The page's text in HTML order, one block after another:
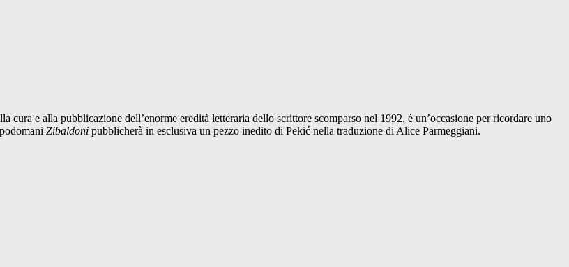
e alla pubblicazione dell’enorme eredità letteraria dello scrittore scomparso nel 1992, è un’occasione per ricordare uno
Zibaldoni pubblicherà in esclusiva un pezzo inedito di Pekić nella traduzione di Alice Parmeggiani.